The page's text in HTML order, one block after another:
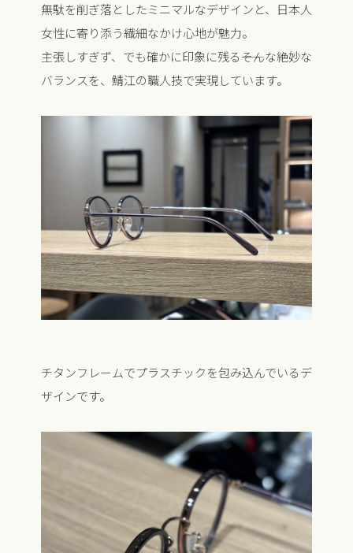
無駄を削ぎ落としたミニマルなデザインと、日本人
女性に寄り添う繊細なかけ心地が魅力。
主張しすぎず、でも確かに印象に残る――そんな絶妙な
バランスを、鯖江の職人技で実現しています。
チタンフレームでプラスチックを包み込んでいるデ
ザインです。